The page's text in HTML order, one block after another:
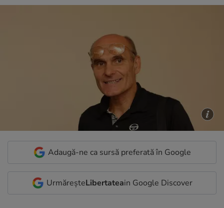
Adaugă-ne ca sursă preferată în Google
UrmăreșteLibertateain Google Discover